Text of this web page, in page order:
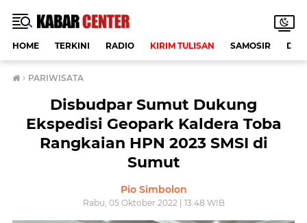
HOME TERKINI RADIO KIRIM TULISAN SAMOSIR
› PARIWISATA
Disbudpar Sumut Dukung
Ekspedisi Geopark Kaldera Toba
Rangkaian HPN 2023 SMSI di
Sumut
Pio Simbolon
Rabu, 05 Oktober 2022 | 13:48 WIB